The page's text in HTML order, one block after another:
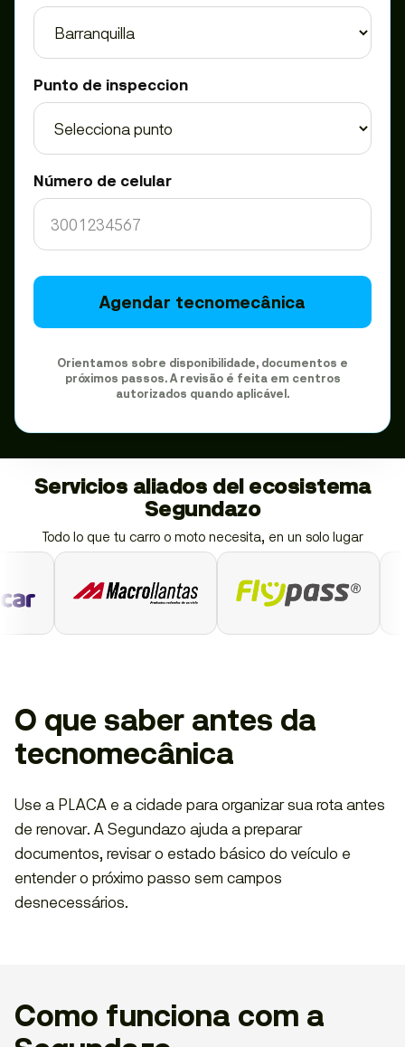
Punto de inspeccion
Número de celular
Agendar tecnomecânica
Orientamos sobre disponibilidade, documentos e
próximos passos. A revisão é feita em centros
autorizados quando aplicável.
Servicios aliados del ecosistema
Segundazo
Todo lo que tu carro o moto necesita, en un solo lugar
O que saber antes da
tecnomecânica
Use a PLACA e a cidade para organizar sua rota antes
de renovar. A Segundazo ajuda a preparar
documentos, revisar o estado básico do veículo e
entender o próximo passo sem campos
desnecessários.
Como funciona com a